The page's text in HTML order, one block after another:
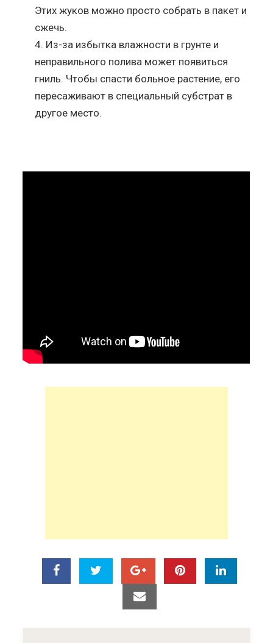
Этих жуков можно просто собрать в пакет и
сжечь.
Из-за избытка влажности в грунте и
неправильного полива может появиться
гниль. Чтобы спасти больное растение, его
пересаживают в специальный субстрат в
другое место.